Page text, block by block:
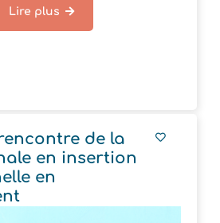
Lire plus
de la
en insertion
en